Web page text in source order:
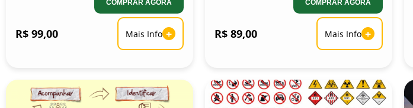
COMPRAR AGORA
R$ 99,00 Mais Info +
COMPRAR AGORA
R$ 89,00 Mais Info +